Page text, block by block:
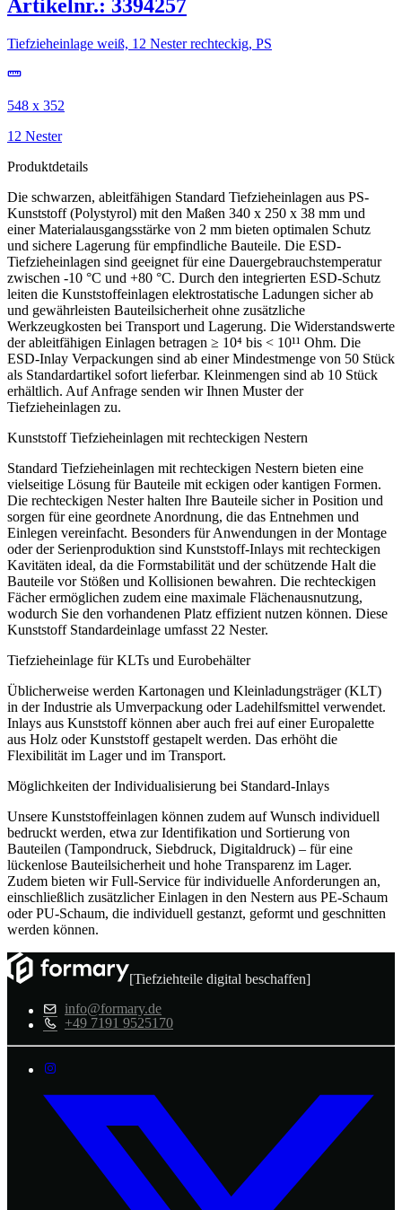
Artikelnr.: 3394257
Tiefzieheinlage weiß, 12 Nester rechteckig, PS
548 x 352
12 Nester
Produktdetails
Die schwarzen, ableitfähigen Standard Tiefzieheinlagen aus PS-
Kunststoff (Polystyrol) mit den Maßen 340 x 250 x 38 mm und
einer Materialausgangsstärke von 2 mm bieten optimalen Schutz
und sichere Lagerung für empfindliche Bauteile. Die ESD-
Tiefzieheinlagen sind geeignet für eine Dauergebrauchstemperatur
zwischen -10 °C und +80 °C. Durch den integrierten ESD-Schutz
leiten die Kunststoffeinlagen elektrostatische Ladungen sicher ab
und gewährleisten Bauteilsicherheit ohne zusätzliche
Werkzeugkosten bei Transport und Lagerung. Die Widerstandswerte
der ableitfähigen Einlagen betragen ≥ 10⁴ bis < 10¹¹ Ohm. Die
ESD-Inlay Verpackungen sind ab einer Mindestmenge von 50 Stück
als Standardartikel sofort lieferbar. Kleinmengen sind ab 10 Stück
erhältlich. Auf Anfrage senden wir Ihnen Muster der
Tiefzieheinlagen zu.
Kunststoff Tiefzieheinlagen mit rechteckigen Nestern
Standard Tiefzieheinlagen mit rechteckigen Nestern bieten eine
vielseitige Lösung für Bauteile mit eckigen oder kantigen Formen.
Die rechteckigen Nester halten Ihre Bauteile sicher in Position und
sorgen für eine geordnete Anordnung, die das Entnehmen und
Einlegen vereinfacht. Besonders für Anwendungen in der Montage
oder der Serienproduktion sind Kunststoff-Inlays mit rechteckigen
Kavitäten ideal, da die Formstabilität und der schützende Halt die
Bauteile vor Stößen und Kollisionen bewahren. Die rechteckigen
Fächer ermöglichen zudem eine maximale Flächenausnutzung,
wodurch Sie den vorhandenen Platz effizient nutzen können. Diese
Kunststoff Standardeinlage umfasst 22 Nester.
Tiefzieheinlage für KLTs und Eurobehälter
Üblicherweise werden Kartonagen und Kleinladungsträger (KLT)
in der Industrie als Umverpackung oder Ladehilfsmittel verwendet.
Inlays aus Kunststoff können aber auch frei auf einer Europalette
aus Holz oder Kunststoff gestapelt werden. Das erhöht die
Flexibilität im Lager und im Transport.
Möglichkeiten der Individualisierung bei Standard-Inlays
Unsere Kunststoffeinlagen können zudem auf Wunsch individuell
bedruckt werden, etwa zur Identifikation und Sortierung von
Bauteilen (Tampondruck, Siebdruck, Digitaldruck) – für eine
lückenlose Bauteilsicherheit und hohe Transparenz im Lager.
Zudem bieten wir Full-Service für individuelle Anforderungen an,
einschließlich zusätzlicher Einlagen in den Nestern aus PE-Schaum
oder PU-Schaum, die individuell gestanzt, geformt und geschnitten
werden können.
[Tiefziehteile digital beschaffen]
info@formary.de
+49 7191 9525170